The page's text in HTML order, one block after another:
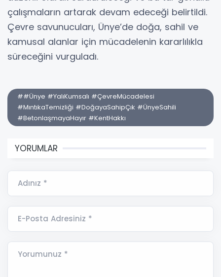
çalışmaların artarak devam edeceği belirtildi.
Çevre savunucuları, Ünye’de doğa, sahil ve
kamusal alanlar için mücadelenin kararlılıkla
süreceğini vurguladı.
##Ünye #YalıKumsalı #ÇevreMücadelesi
#MıntıkaTemizliği #DoğayaSahipÇık #ÜnyeSahili
#BetonlaşmayaHayır #KentHakkı
YORUMLAR
Adınız *
E-Posta Adresiniz *
Yorumunuz *